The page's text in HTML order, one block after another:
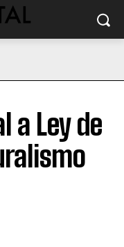
a Ley de